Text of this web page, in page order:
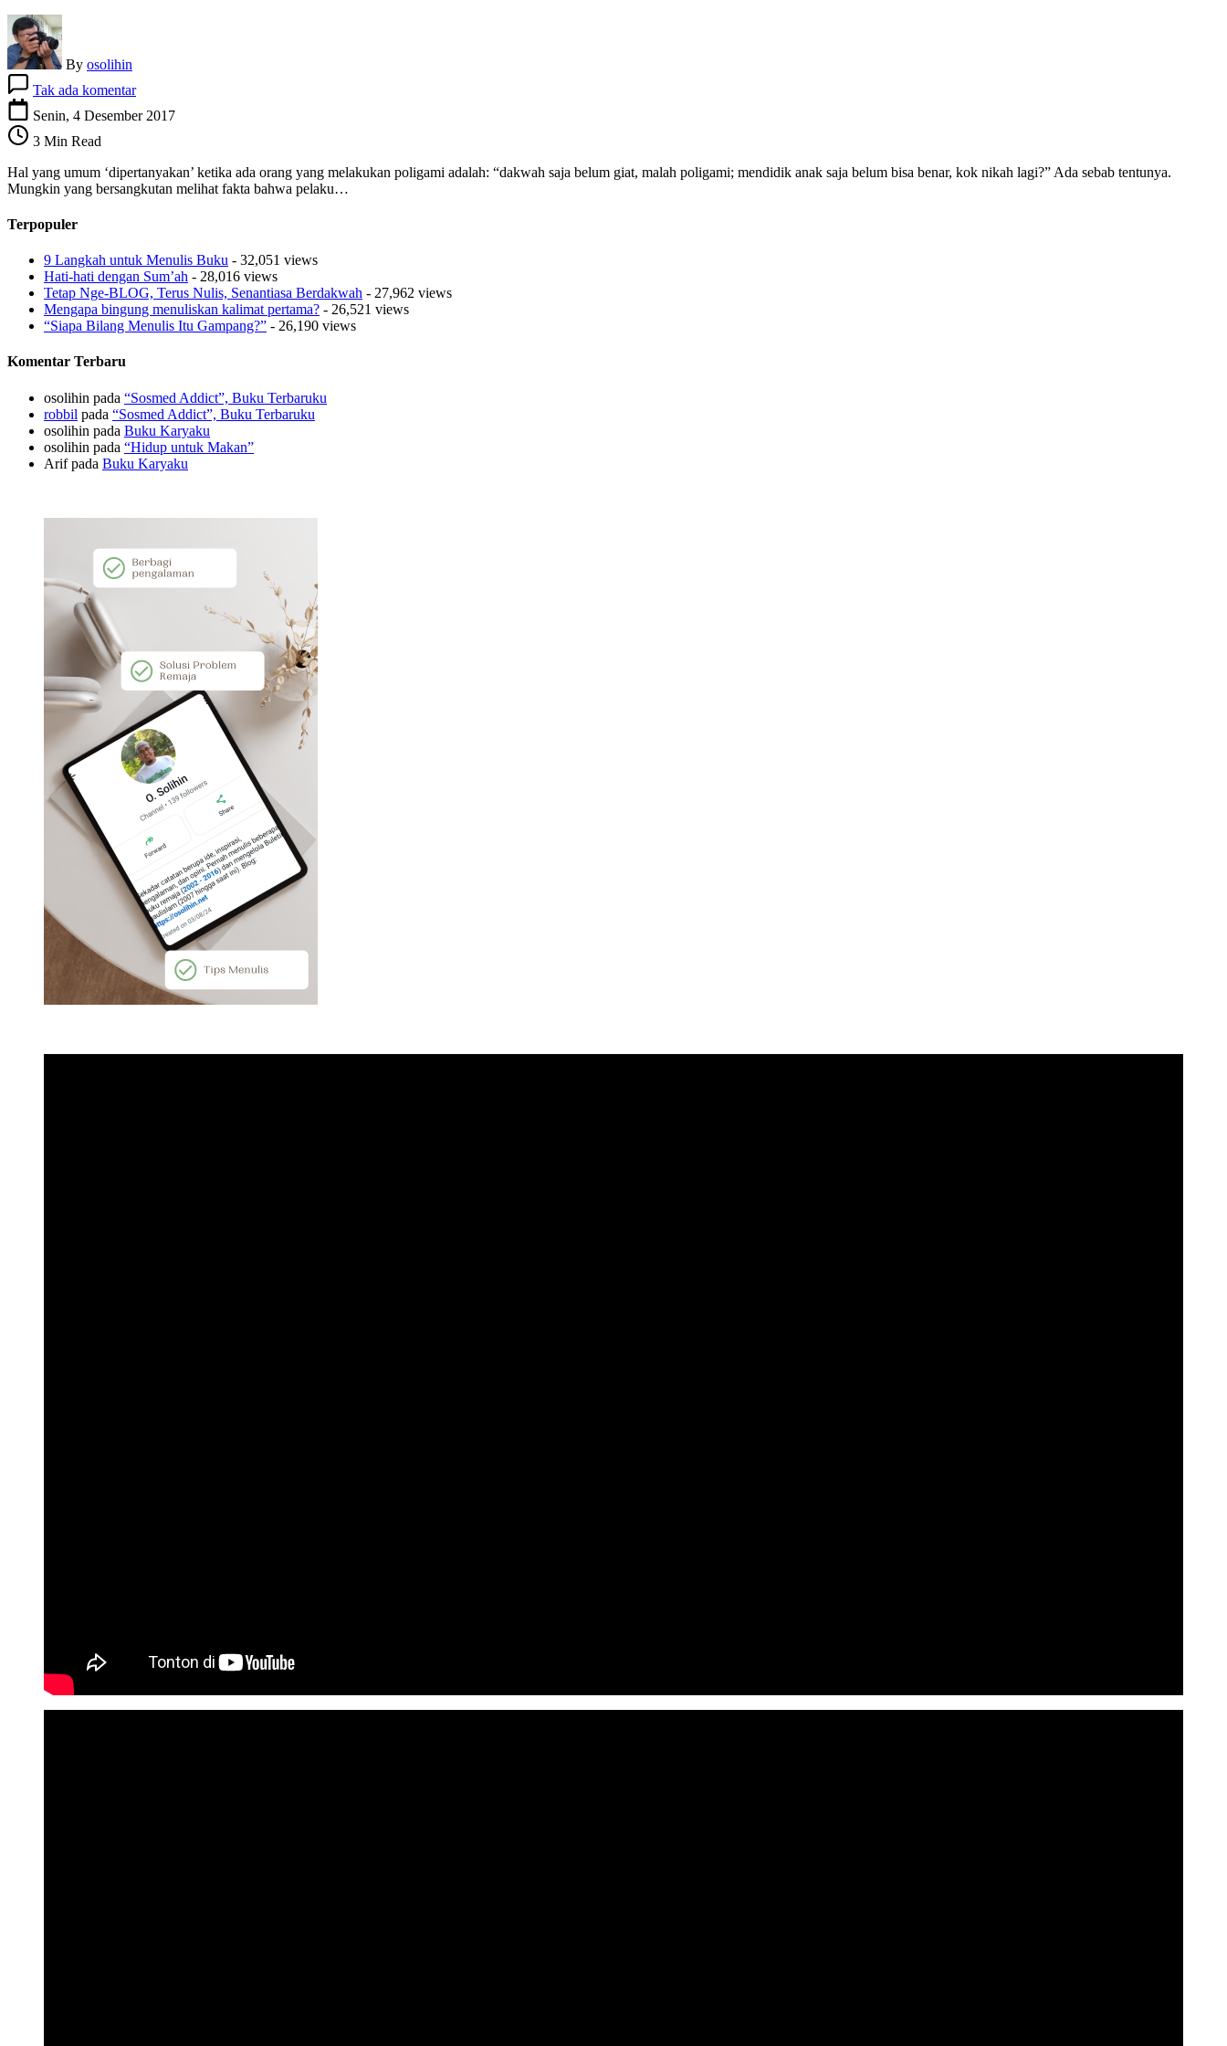
By osolihin
Tak ada komentar#7
Antara
dan
Poligami
Senin, 4 Desember 2017
3 Min Read
Hal yang umum ‘dipertanyakan’ ketika ada orang yang melakukan poligami adalah: “dakwah saja belum giat, malah poligami; mendidik anak saja belum bisa benar, kok nikah lagi?” Ada sebab tentunya.
Mungkin yang bersangkutan melihat fakta bahwa pelaku…
Terpopuler
9 Langkah untuk Menulis Buku - 32,051 views
Hati-hati dengan Sum’ah - 28,016 views
Tetap Nge-BLOG, Terus Nulis, Senantiasa Berdakwah - 27,962 views
Mengapa bingung menuliskan kalimat pertama? - 26,521 views
“Siapa Bilang Menulis Itu Gampang?” - 26,190 views
Komentar Terbaru
osolihin pada “Sosmed Addict”, Buku Terbaruku
robbil pada “Sosmed Addict”, Buku Terbaruku
osolihin pada Buku Karyaku
osolihin pada “Hidup untuk Makan”
Arifpada Buku Karyaku